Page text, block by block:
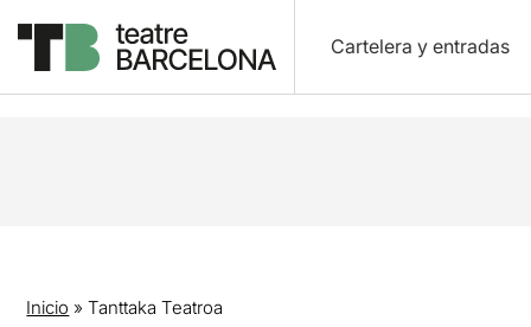
Cartelera y entradas
Inicio »Tanttaka Teatroa